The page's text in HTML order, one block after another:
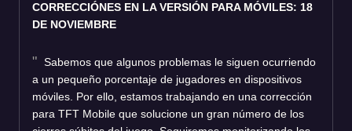
CORRECCIÓNES EN LA VERSIÓN PARA MÓVILES: 18
DE NOVIEMBRE
Sabemos que algunos problemas le siguen ocurriendo
a un pequeño porcentaje de jugadores en dispositivos
móviles. Por ello, estamos trabajando en una corrección
para TFT Mobile que solucione un gran número de los